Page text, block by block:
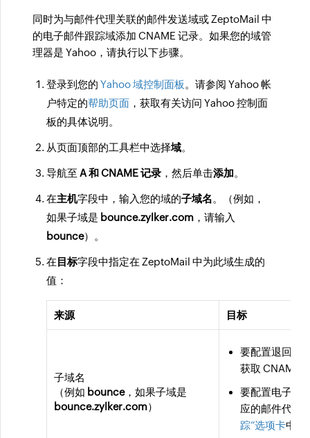
同时为与邮件代理关联的邮件发送域或 ZeptoMail 中
的电子邮件跟踪域添加 CNAME 记录。如果您的域管
理器是 Yahoo，请执行以下步骤。
登录到您的Yahoo 域控制面板 。请参阅 Yahoo 帐
户特定的帮助页面 ，获取有关访问 Yahoo 控制面
板的具体说明。
从页面顶部的工具栏中选择域。
导航至A 和 CNAME 记录 ，然后单击添加。
在主机字段中，输入您的域的子域名。（例如，
如果子域是 bounce.zylker.com ，请输入
bounce）。
在 目标字段中指定在 ZeptoMail 中为此域生成的
值：
来源 目标
子域名
（例如 bounce，如果子域是
bounce.zylker.com）
要配置退回地
获取 CNAME
要配置电子邮
应的邮件代理
踪”选项卡中获